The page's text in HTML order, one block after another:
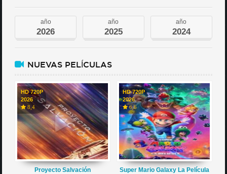
año
2026
año
2025
año
2024
NUEVAS PELÍCULAS
HD 720P
2026
8,4
Proyecto Salvación
HD 720P
2026
6,6
Super Mario Galaxy La Película